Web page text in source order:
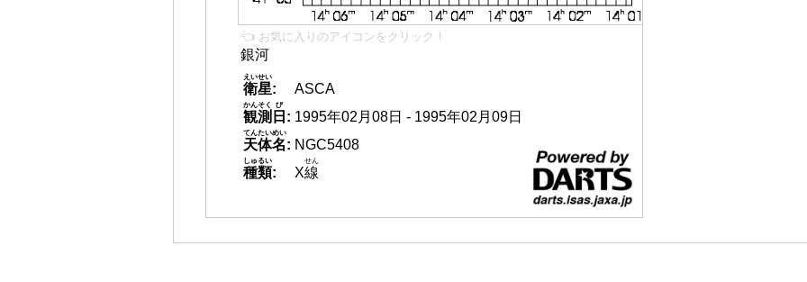
👈 お気に入りのアイコンをクリック！
銀河
衛星
えいせい
:
ASCA
観測
かんそく
日
び
: 1995年02月08日 - 1995年02月09日
天体名
てんたいめい
: NGC5408
種類
しゅるい
: X線
せん